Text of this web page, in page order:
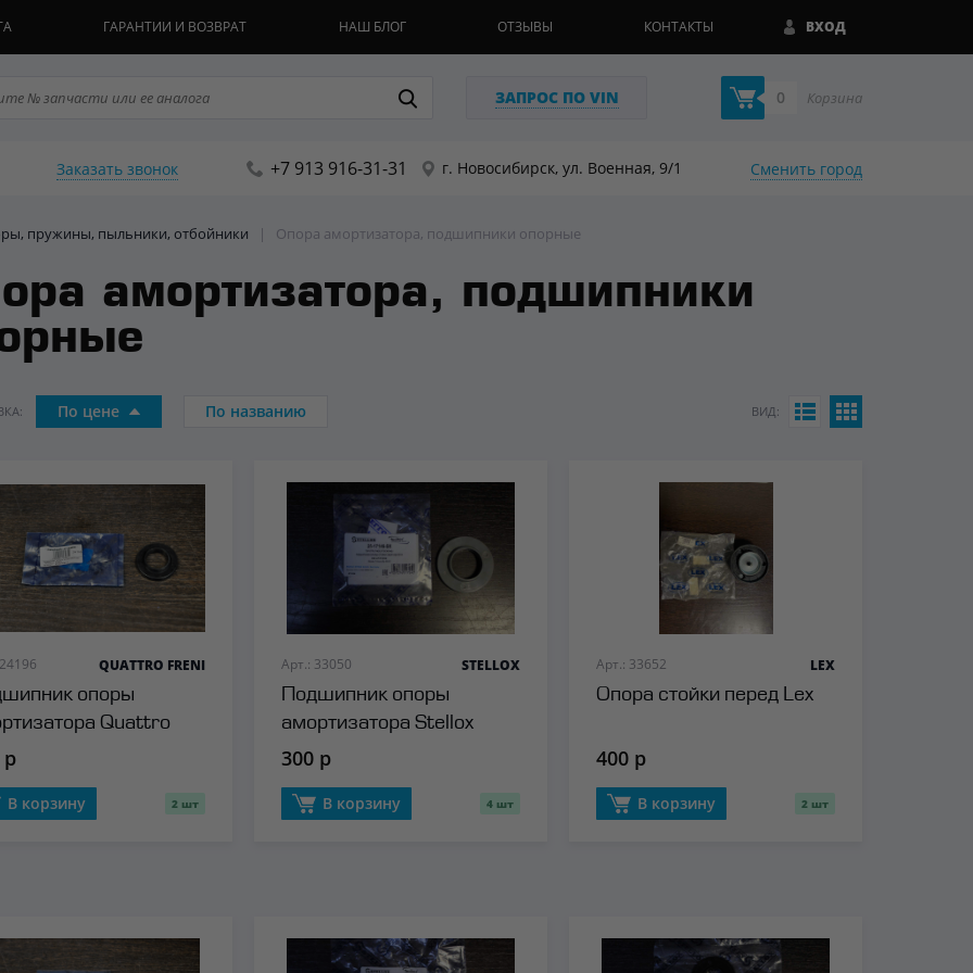
ВХОД
ГАРАНТИИ И ВОЗВРАТ НАШ БЛОГ ОТЗЫВЫ КОНТАКТЫ
ЗАПРОС ПО VIN 0 Корзина
Заказать звонок +7 913 916-31-31 г. Новосибирск, ул. Военная, 9/1 Сменить город
пружины, пыльники, отбойники | Опора амортизатора, подшипники опорные
амортизатора, подшипники
По цене По названию ВИД:
опоры
Quattro
QUATTRO FRENI
р
В корзину 2 шт
Арт.: 33050
Подшипник опоры
амортизатора Stellox
STELLOX
300 р
В корзину 4 шт
Арт.: 33652
Опора стойки перед Lex
LEX
400 р
В корзину 2 шт